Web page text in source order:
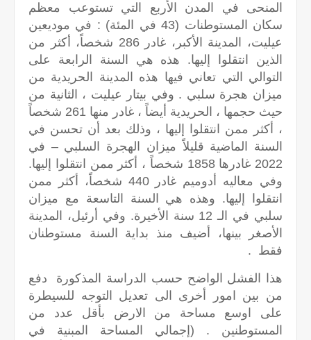
المنحى في المدن الأربع التي تستوعب معظم
سكان المستوطنات (43 في المئة) : في موديعين
عيليت، المدينة الأكبر، غادر 286 شخصاً، أكثر من
الذين انتقلوا إليها. هذه هي السنة الرابعة على
التوالي التي تعاني فيها هذه المدينة الحريدية من
ميزان هجرة سلبي . وفي بيتار عيليت ، الثانية من
حيث حجمها ، الحريدية أيضاً ، غادر منها 261 شخصاً
، أكثر ممن انتقلوا إليها ، وذلك بعد أن تحسن في
السنة الماضية قليلاً ميزان الهجرة السلبي – في
2022 غادرها 1858 شخصاً ، أكثر ممن انتقلوا إليها.
وفي معاليه أدوميم غادر 440 شخصاً، أكثر ممن
انتقلوا إليها. وهذه هي السنة التاسعة مع ميزان
سلبي في الـ 12 سنة الأخيرة. وفي أرئيل، المدينة
الأصغر بينها، أضيف منذ بداية السنة مستوطنان
فقط .
هذا الفشل الواضح حسب الدراسة المذكورة دفع
من بين امور أخرى الى تعديل التوجه للسيطرة
على اوسع مساحة من الارض بأقل عدد من
المستوطنين . (إجمالي المساحة المبنية في